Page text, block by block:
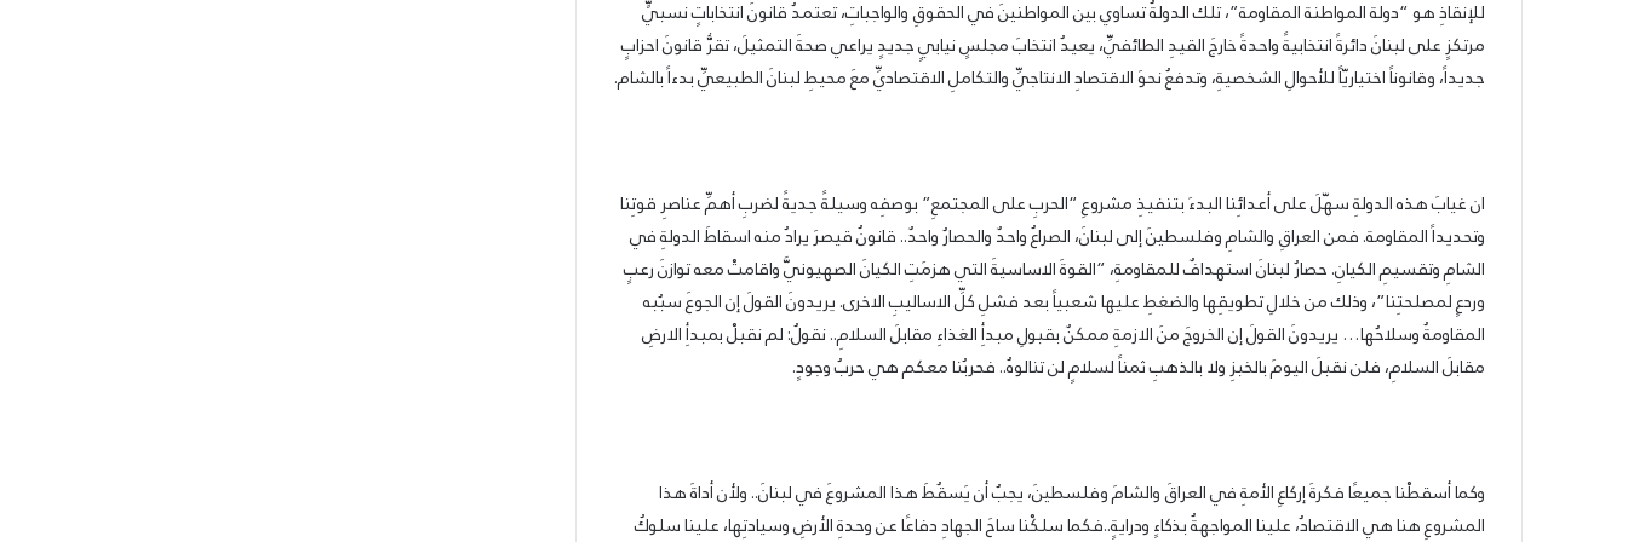
للإنقاذِ هو “دولة المواطنة المقاومة”، تلك الدولةُ تساوي بين المواطنينَ في الحقوقِ والواجباتِ، تعتمدُ قانونَ انتخاباتٍ نسبيٍّ
مرتكزٍ على لبنانَ دائرةً انتخابيةً واحدةً خارجَ القيدِ الطائفيِّ، يعيدُ انتخابَ مجلسٍ نيابيٍ جديدٍ يراعي صحةَ التمثيلَ، تقرُّ قانونَ احزابٍ
جديداً، وقانوناً اختياريّاً للأحوالِ الشخصيةِ، وتدفعُ نحوَ الاقتصادِ الانتاجيِّ والتكاملِ الاقتصاديِّ معَ محيطِ لبنانَ الطبيعيِّ بدءاً بالشام.
ان غيابَ هذه الدولةِ سهّلَ على أعدائِنا البدءَ بتنفيذِ مشروعِ “الحربِ على المجتمعِ” بوصفِه وسيلةً جديةً لضربِ أهمِّ عناصرِ قوتِنا
وتحديداً المقاومة. فمن العراقِ والشامِ وفلسطينَ إلى لبنانَ، الصراعُ واحدٌ والحصارُ واحدٌ.. قانونُ قيصرَ يرادُ منه اسقاطَ الدولةِ في
الشامِ وتقسيمِ الكيانِ. حصارُ لبنانَ استهدافٌ للمقاومةِ، “القوةَ الاساسيةَ التي هزمَتِ الكيانَ الصهيونيَّ واقامتْ معه توازنَ رعبٍ
وردعٍ لمصلحتِنا”، وذلك من خلالِ تطويقِها والضغطِ عليها شعبياً بعد فشلِ كلِّ الاساليبِ الاخرى. يريدونَ القولَ إن الجوعَ سبُبه
المقاومةُ وسلاحُها… يريدونَ القولَ إن الخروجَ منَ الازمةِ ممكنٌ بقبولِ مبدأِ الغذاءِ مقابلَ السلامِ.. نقولُ: لم نقبلْ بمبدأِ الارضِ
مقابلَ السلامِ، فلن نقبلَ اليومَ بالخبزِ ولا بالذهبِ ثمناً لسلامٍ لن تنالوهُ.. فحربُنا معكم هي حربُ وجودٍ.
وكما أسقطْنا جميعًا فكرةَ إركاعِ الأمةِ في العراقَ والشامَ وفلسطينَ، يجبُ أن يَسقُطَ هذا المشروعَ في لبنانَ.. ولأن أداةَ هذا
المشروعِ هنا هي الاقتصادُ، علينا المواجهةُ بذكاءٍ ودرايةٍ..فكما سلكْنا ساحَ الجهادِ دفاعًا عن وحدةِ الأرضِ وسيادتِها، علينا سلوكُ